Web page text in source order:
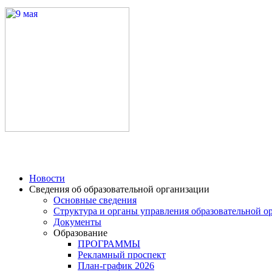
Новости
Сведения об образовательной организации
Основные сведения
Структура и органы управления образовательной
Документы
Образование
ПРОГРАММЫ
Рекламный проспект
План-график 2026